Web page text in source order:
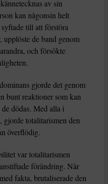
av sin
kan någonsin helt
till att förstöra
de band genom
och försökte
gjorde det genom
bunt reaktioner som kan
dödas. Med alla i
gjorde totalitarismen den
överflödig.
var totalitarismen
förändring. När
fakta, brutaliserade den